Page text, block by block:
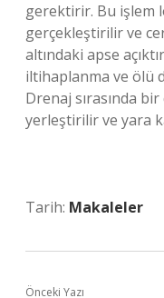
gerektirir. Bu işlem
gerçekleştirilir ve
altındaki apse
iltihaplanma ve ölü
Drenaj sırasında
yerleştirilir ve yara
Tarih: Makaleler
Önceki Yazı